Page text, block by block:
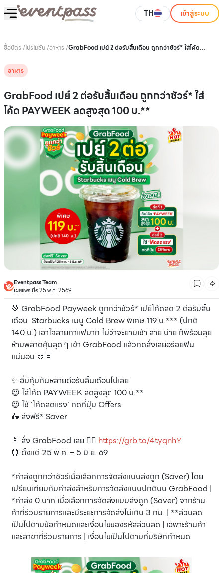
TH เข้าสู่ระบบ
ซื้อบัตร /โปรโมชัน/อาหาร /GrabFood เปย์ 2 ต่อรับสิ้นเดือน ถูกกว่าชัวร์* ใส่โค้ด
อาหาร
GrabFood เปย์ 2 ต่อรับสิ้นเดือน ถูกกว่าชัวร์* ใส่
โค้ด PAYWEEK ลดสูงสุด 100 บ.**
Eventpass Team
เผยแพร่เมื่อ 25 พ.ค. 2569
💚 GrabFood Payweek ถูกกว่าชัวร์* เปย์โค้ดลด 2 ต่อรับสิ้น
เดือน Starbucks เมนู Cold Brew พิเศษ 119 บ.*** (ปกติ
140 บ.) เอาใจสายกาเเฟมาก ไม่ว่าจะยามเช้า สาย บ่าย ก็พร้อมลุย
ห้ามพลาดคุ้มสุด ๆ เข้า GrabFood แล้วกดสั่งเลยอร่อยฟิน
แน่นอน 🫶🏻
✨ อิ่มคุ้มกันหลายต่อรับสิ้นเดือนไปเลย
😍 ใส่โค้ด PAYWEEK ลดสูงสุด 100 บ.**
😍 ใช้ ‘โค้ดลดเเรง’ กดที่ปุ่ม Offers
🛵 ส่งฟรี* Saver
📱 สั่ง GrabFood เลย 👉🏻 https://grb.to/4tyqnhY
⏰ ตั้งแต่ 25 พ.ค. – 5 มิ.ย. 69
*ค่าส่งถูกกว่าชัวร์เมื่อเลือกการจัดส่งแบบส่งถูก (Saver) โดย
เปรียบเทียบกับค่าส่งสำหรับการจัดส่งแบบปกติบน GrabFood |
*ค่าส่ง 0 บาท เมื่อเลือกการจัดส่งแบบส่งถูก (Saver) จากร้าน
ค้าที่ร่วมรายการและมีระยะการจัดส่งไม่เกิน 3 กม. | **ส่วนลด
เป็นไปตามข้อกำหนดและเงื่อนไขของรหัสส่วนลด | เฉพาะร้านค้า
และสาขาที่ร่วมรายการ | เงื่อนไขเป็นไปตามที่บริษัทกำหนด